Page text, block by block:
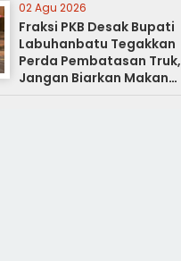
02 Agu 2026
Fraksi PKB Desak Bupati
Labuhanbatu Tegakkan
Perda Pembatasan Truk,
Jangan Biarkan Makan
Korban